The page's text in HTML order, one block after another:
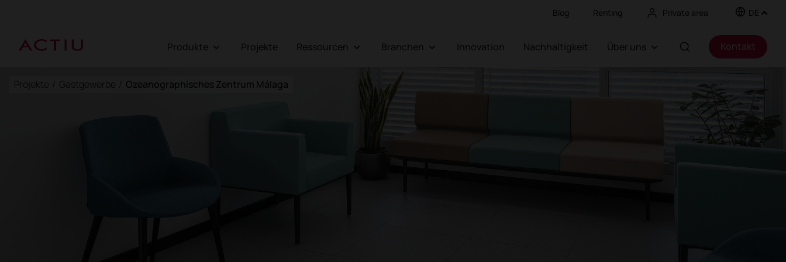
Blog Renting Private area DE
Produkte Projekte Ressourcen Branchen Innovation Nachhaltigkeit Über uns Kontakt
Projekte / Gastgewerbe / Ozeanographisches Zentrum Málaga